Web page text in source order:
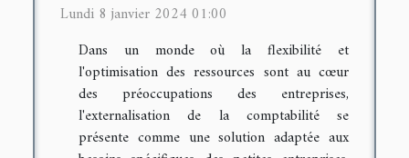
Lundi 8 janvier 2024 01:00
Dans un monde où la flexibilité et
l'optimisation des ressources sont au cœur
des préoccupations des entreprises,
l'externalisation de la comptabilité se
présente comme une solution adaptée aux